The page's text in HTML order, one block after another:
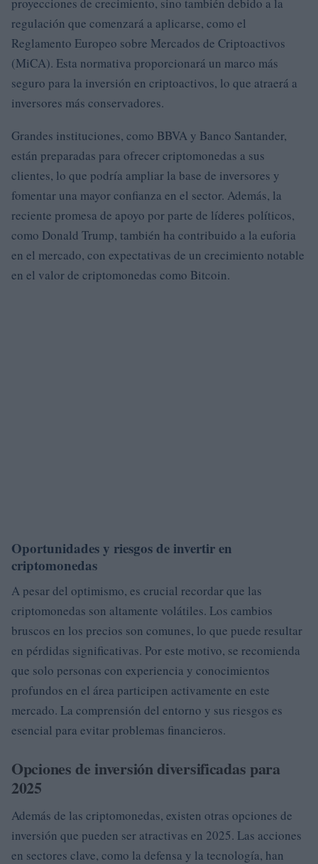
regulación que comenzará a aplicarse, como el
Reglamento Europeo sobre Mercados de Criptoactivos
(MiCA). Esta normativa proporcionará un marco más
seguro para la inversión en criptoactivos, lo que atraerá a
inversores más conservadores.
Grandes instituciones, como BBVA y Banco Santander,
están preparadas para ofrecer criptomonedas a sus
clientes, lo que podría ampliar la base de inversores y
fomentar una mayor confianza en el sector. Además, la
reciente promesa de apoyo por parte de líderes políticos,
como Donald Trump, también ha contribuido a la euforia
en el mercado, con expectativas de un crecimiento notable
en el valor de criptomonedas como Bitcoin.
Oportunidades y riesgos de invertir en
criptomonedas
A pesar del optimismo, es crucial recordar que las
criptomonedas son altamente volátiles. Los cambios
bruscos en los precios son comunes, lo que puede resultar
en pérdidas significativas. Por este motivo, se recomienda
que solo personas con experiencia y conocimientos
profundos en el área participen activamente en este
mercado. La comprensión del entorno y sus riesgos es
esencial para evitar problemas financieros.
Opciones de inversión diversificadas para
2025
Además de las criptomonedas, existen otras opciones de
inversión que pueden ser atractivas en 2025. Las acciones
en sectores clave, como la defensa y la tecnología, han